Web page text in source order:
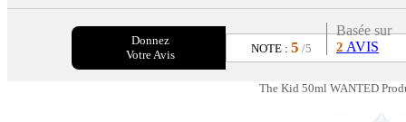
Donnez
Votre Avis
NOTE : 5 /5
Basée sur
2 AVIS
The Kid 50ml WANTED